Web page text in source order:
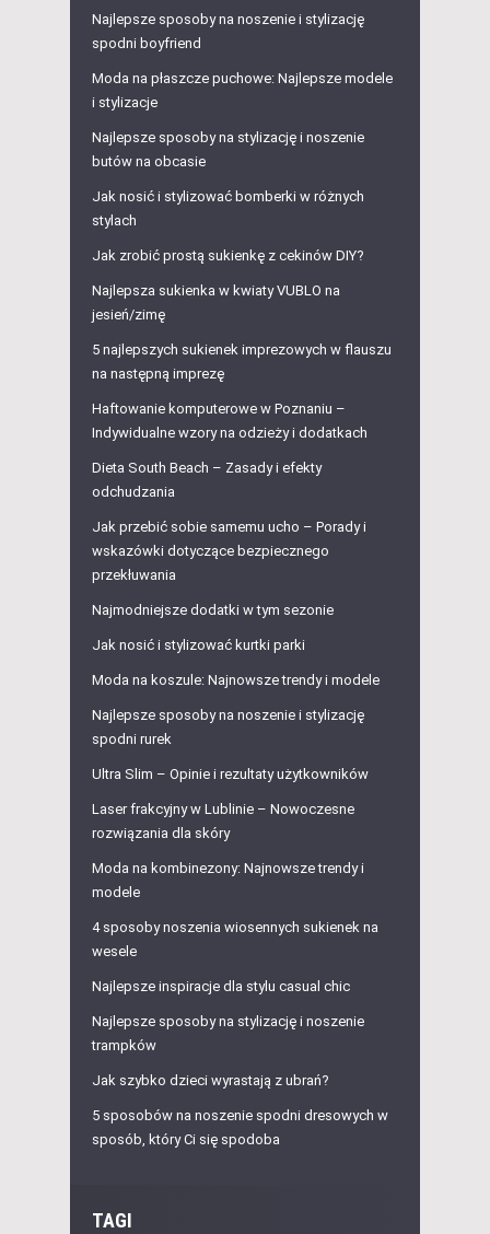
Najlepsze sposoby na noszenie i stylizację
spodni boyfriend
Moda na płaszcze puchowe: Najlepsze modele
i stylizacje
Najlepsze sposoby na stylizację i noszenie
butów na obcasie
Jak nosić i stylizować bomberki w różnych
stylach
Jak zrobić prostą sukienkę z cekinów DIY?
Najlepsza sukienka w kwiaty VUBLO na
jesień/zimę
5 najlepszych sukienek imprezowych w flauszu
na następną imprezę
Haftowanie komputerowe w Poznaniu –
Indywidualne wzory na odzieży i dodatkach
Dieta South Beach – Zasady i efekty
odchudzania
Jak przebić sobie samemu ucho – Porady i
wskazówki dotyczące bezpiecznego
przekłuwania
Najmodniejsze dodatki w tym sezonie
Jak nosić i stylizować kurtki parki
Moda na koszule: Najnowsze trendy i modele
Najlepsze sposoby na noszenie i stylizację
spodni rurek
Ultra Slim – Opinie i rezultaty użytkowników
Laser frakcyjny w Lublinie – Nowoczesne
rozwiązania dla skóry
Moda na kombinezony: Najnowsze trendy i
modele
4 sposoby noszenia wiosennych sukienek na
wesele
Najlepsze inspiracje dla stylu casual chic
Najlepsze sposoby na stylizację i noszenie
trampków
Jak szybko dzieci wyrastają z ubrań?
5 sposobów na noszenie spodni dresowych w
sposób, który Ci się spodoba
TAGI